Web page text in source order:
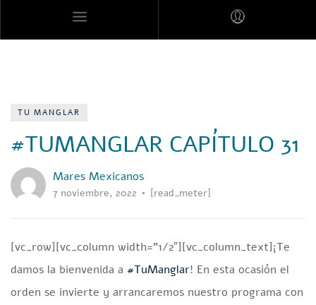
TU MANGLAR
#TUMANGLAR CAPÍTULO 31
Mares Mexicanos
7 noviembre, 2022 [read_meter]
[vc_row][vc_column width=”1/2″][vc_column_text]¡Te
damos la bienvenida a #TuManglar! En esta ocasión el
orden se invierte y arrancaremos nuestro programa con